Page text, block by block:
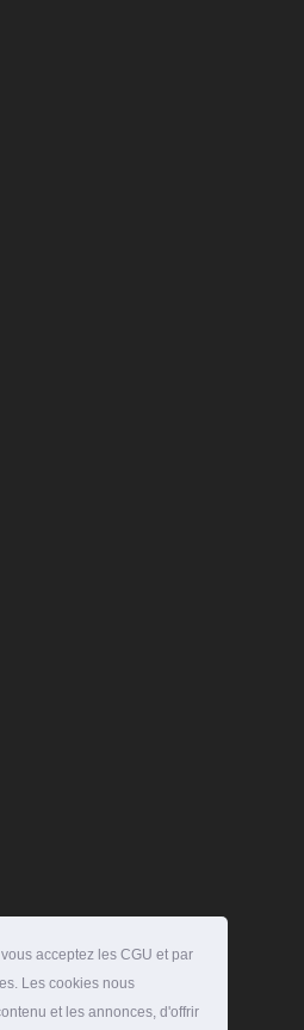
acceptez les CGU et par
Les cookies nous
et les annonces, d'offrir